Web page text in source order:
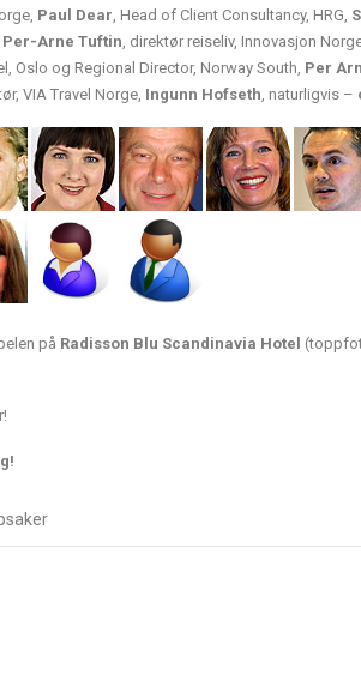
Paul Dear, Head of Client Consultancy, HRG,
Per-Arne Tuftin, direktør reiseliv, Innovasjon
Oslo og Regional Director, Norway South, Per
VIA Travel Norge, Ingunn Hofseth, naturligvis –
på Radisson Blu Scandinavia Hotel
!